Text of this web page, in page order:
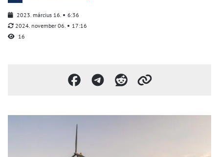
2023. március 16.
6:36
2024. november 06.
17:16
16